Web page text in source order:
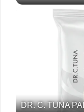
DR. C. TUNA